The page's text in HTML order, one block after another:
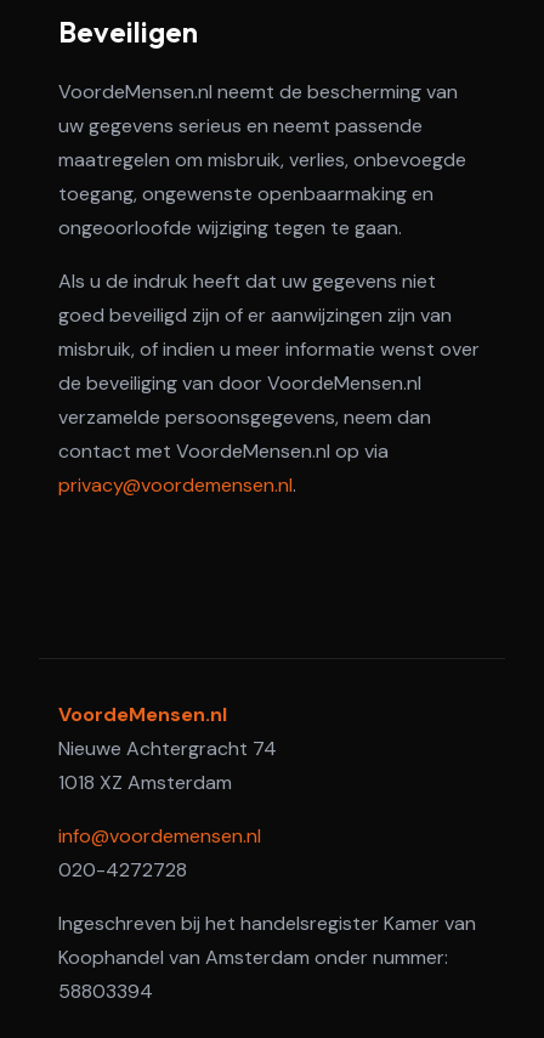
Beveiligen
VoordeMensen.nl neemt de bescherming van
uw gegevens serieus en neemt passende
maatregelen om misbruik, verlies, onbevoegde
toegang, ongewenste openbaarmaking en
ongeoorloofde wijziging tegen te gaan.
Als u de indruk heeft dat uw gegevens niet
goed beveiligd zijn of er aanwijzingen zijn van
misbruik, of indien u meer informatie wenst over
de beveiliging van door VoordeMensen.nl
verzamelde persoonsgegevens, neem dan
contact met VoordeMensen.nl op via
privacy@voordemensen.nl.
VoordeMensen.nl
Nieuwe Achtergracht 74
1018 XZ Amsterdam
info@voordemensen.nl
020-4272728
Ingeschreven bij het handelsregister Kamer van
Koophandel van Amsterdam onder nummer:
58803394